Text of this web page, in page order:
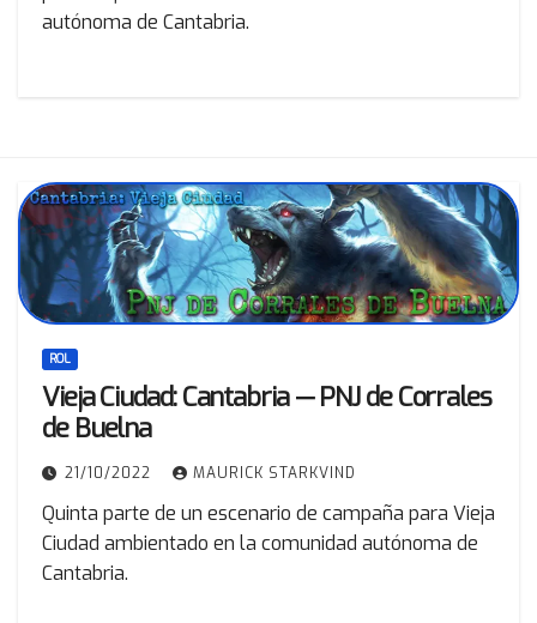
autónoma de Cantabria.
ROL
Vieja Ciudad: Cantabria — PNJ de Corrales
de Buelna
21/10/2022 MAURICK STARKVIND
Quinta parte de un escenario de campaña para Vieja
Ciudad ambientado en la comunidad autónoma de
Cantabria.